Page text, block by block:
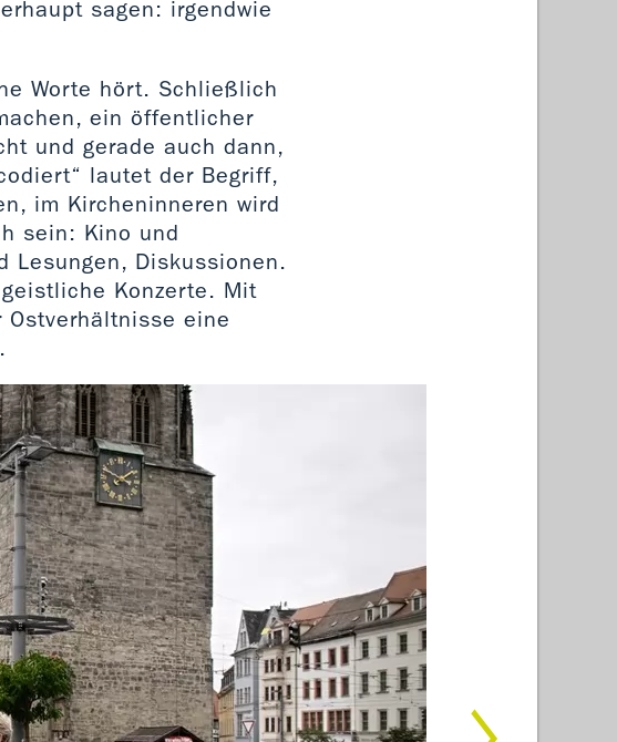
sagen: irgendwie
Worte hört. Schließlich
ein öffentlicher
und gerade auch dann,
lautet der Begriff,
im Kircheninneren wird
sein: Kino und
Lesungen, Diskussionen.
Konzerte. Mit
eine